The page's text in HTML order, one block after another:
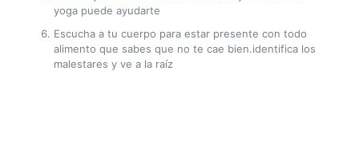
yoga puede ayudarte
Escucha a tu cuerpo para estar presente con todo
alimento que sabes que no te cae bien.identifica los
malestares y ve a la raíz